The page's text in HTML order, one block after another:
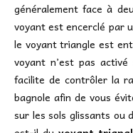
généralement face à
voyant est encerclé par
le voyant triangle est
voyant n’est pas
facilite de contrôler la
bagnole afin de vous
sur les sols glissants ou